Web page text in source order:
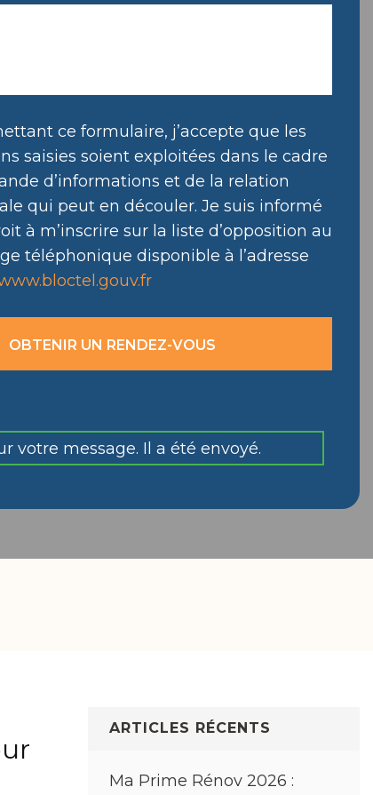
ce formulaire, j’accepte que les
saisies soient exploitées dans le cadre
d’informations et de la relation
qui peut en découler. Je suis informé
à m’inscrire sur la liste d’opposition au
téléphonique disponible à l’adresse
votre message. Il a été envoyé.
ARTICLES RÉCENTS
Ma Prime Rénov 2026 :